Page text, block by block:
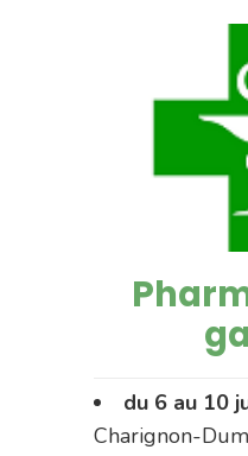
du 6 au 10
Charignon-